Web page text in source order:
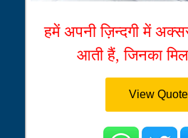
हमें अपनी ज़िन्दगी में
आती हैं, जिनका
View Quote